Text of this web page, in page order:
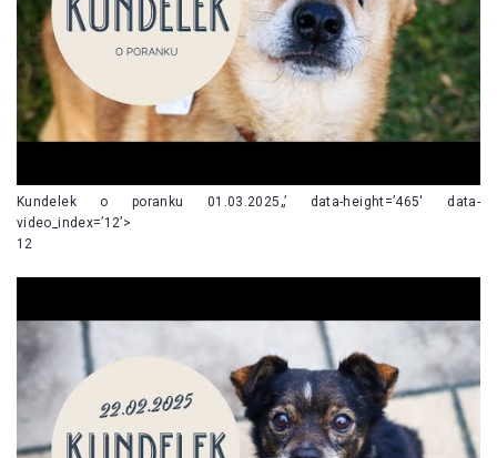
Kundelek o poranku 01.03.2025„’ data-height=’465′ data-
video_index=’12’>
12